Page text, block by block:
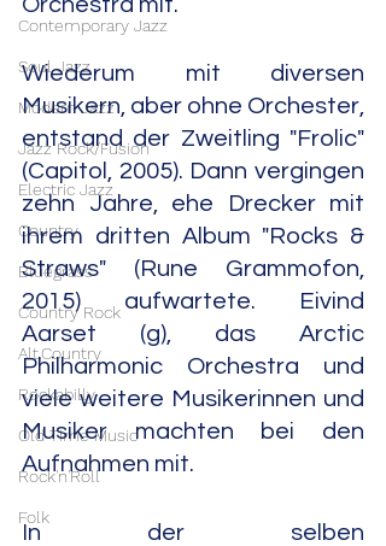
Contemporary Jazz
Soul Jazz
Modern Jazz
Jazz Rock/Fusion
Electric Jazz
Country
Bluegrass
Country Rock
Alt.Country
Rockabilly
Old Time Music
Rock'n'Roll
Folk
Orchestra mit.
Wiederum mit diversen
Musikern, aber ohne Orchester,
entstand der Zweitling "Frolic"
(Capitol, 2005). Dann vergingen
zehn Jahre, ehe Drecker mit
ihrem dritten Album "Rocks &
Straws" (Rune Grammofon,
2015) aufwartete. Eivind
Aarset (g), das Arctic
Philharmonic Orchestra und
viele weitere Musikerinnen und
Musiker machten bei den
Aufnahmen mit.
In der selben